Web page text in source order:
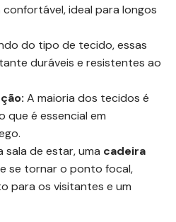
ideal para longos
do tipo de tecido, essas
duráveis e resistentes ao
A maioria dos tecidos é
que é essencial em
sala de estar, uma cadeira
se tornar o ponto focal,
para os visitantes e um